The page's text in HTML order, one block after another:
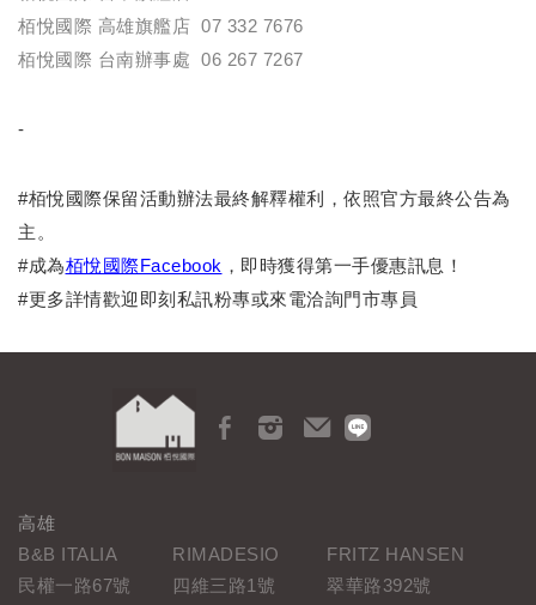
栢悅國際 高雄旗艦店 07 332 7676
栢悅國際 台南辦事處 06 267 7267
-
#栢悅國際保留活動辦法最終解釋權利，依照官方最終公告為
主。
#成為栢悅國際Facebook ，即時獲得第一手優惠訊息！
#更多詳情歡迎即刻私訊粉專或來電洽詢門市專員
高雄
B&B ITALIA
民權一路67號
RIMADESIO
四維三路1號
FRITZ HANSEN
翠華路392號